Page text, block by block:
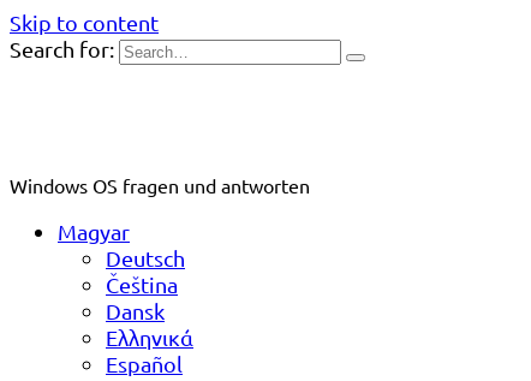
Skip to content
Search for:
Windows OS fragen und antworten
Magyar
Deutsch
Čeština
Dansk
Ελληνικά
Español